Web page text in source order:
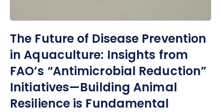
The Future of Disease Prevention
in Aquaculture: Insights from
FAO’s “Antimicrobial Reduction”
Initiatives—Building Animal
Resilience is Fundamental